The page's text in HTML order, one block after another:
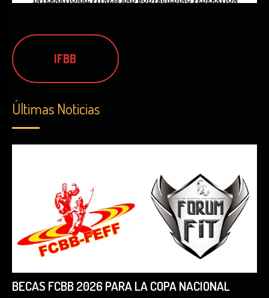
IFBB
Últimas Noticias
BECAS FCBB 2026 PARA LA COPA NACIONAL